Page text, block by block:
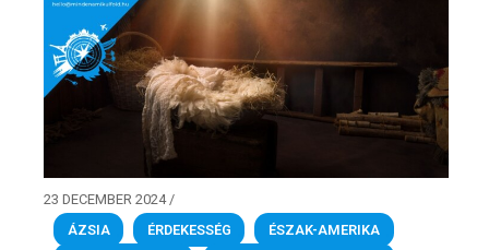
Email Cím
Válaszd ki az ajándékod amit
most ingyen megkapsz Tőlünk!
ízutazás
23 DECEMBER 2024/
ÁZSIA
, ÉRDEKESSÉG , ÉSZAK-AMERIKA